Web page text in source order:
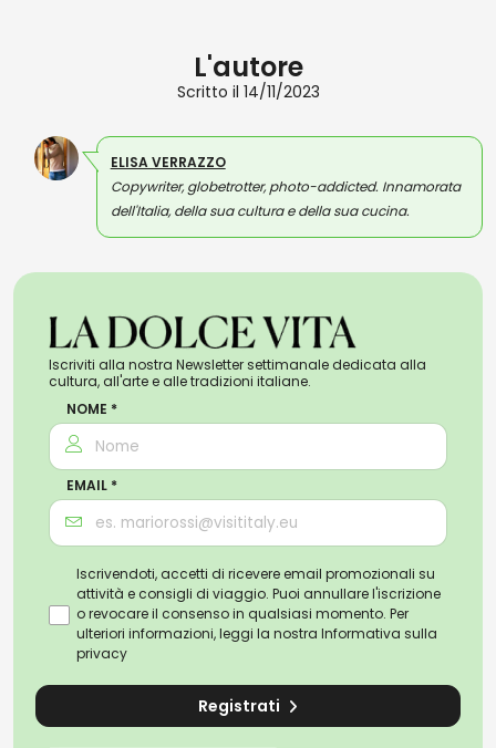
L'autore
Scritto il 14/11/2023
ELISA VERRAZZO
Copywriter, globetrotter, photo-addicted. Innamorata
dell'Italia, della sua cultura e della sua cucina.
Iscriviti alla nostra Newsletter settimanale dedicata alla
cultura, all'arte e alle tradizioni italiane.
NOME *
EMAIL *
Iscrivendoti, accetti di ricevere email promozionali su
attività e consigli di viaggio. Puoi annullare l'iscrizione
o revocare il consenso in qualsiasi momento. Per
ulteriori informazioni, leggi la nostra Informativa sulla
privacy
Registrati